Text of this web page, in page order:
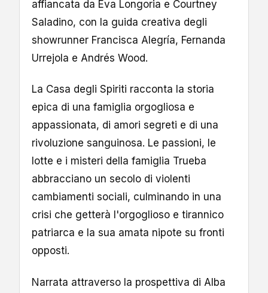
affiancata da Eva Longoria e Courtney
Saladino, con la guida creativa degli
showrunner Francisca Alegría, Fernanda
Urrejola e Andrés Wood.
La Casa degli Spiriti racconta la storia
epica di una famiglia orgogliosa e
appassionata, di amori segreti e di una
rivoluzione sanguinosa. Le passioni, le
lotte e i misteri della famiglia Trueba
abbracciano un secolo di violenti
cambiamenti sociali, culminando in una
crisi che getterà l'orgoglioso e tirannico
patriarca e la sua amata nipote su fronti
opposti.
Narrata attraverso la prospettiva di Alba